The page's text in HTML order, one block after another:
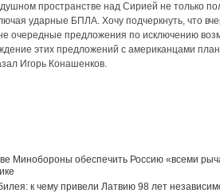
пространстве над Сирией не только
ударные БПЛА. Хочу подчеркнуть, что
очередные предложения по исключению
этих предложений с американцами
Игорь Конашенков.
Минобороны обеспечить Россию «всеми
к чему привели Латвию 98 лет